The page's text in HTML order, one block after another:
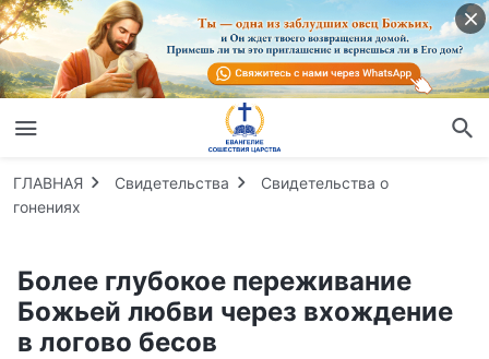
ГЛАВНАЯ Свидетельства
Свидетельства о
гонениях
Более глубокое переживание
Божьей любви через вхождение
в логово бесов